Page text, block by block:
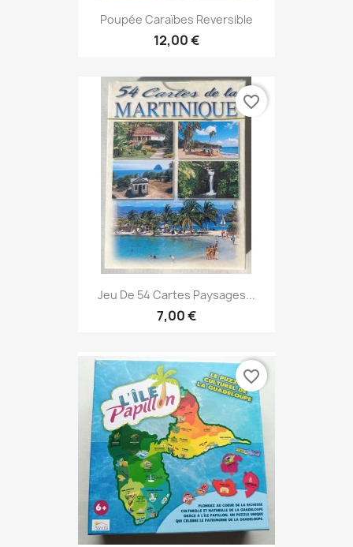
Poupée Caraïbes Reversible
12,00 €
Jeu De 54 Cartes Paysages...
7,00 €
favorite_border
favorite_border